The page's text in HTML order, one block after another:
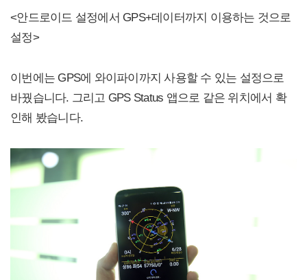
<안드로이드 설정에서 GPS+데이터까지 이용하는 것으로
설정>
이번에는 GPS에 와이파이까지 사용할 수 있는 설정으로
바꿨습니다. 그리고 GPS Status 앱으로 같은 위치에서 확
인해 봤습니다.